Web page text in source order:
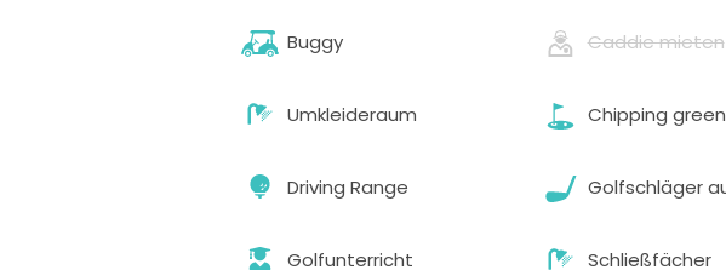
Buggy Caddie mieten
Umkleideraum Chipping green
Driving Range Golfschläger
Golfunterricht Schließfächer